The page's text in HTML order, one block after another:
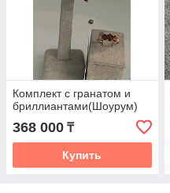
Комплект с гранатом и
бриллиантами(Шоурум)
368 000 ₸
Купить